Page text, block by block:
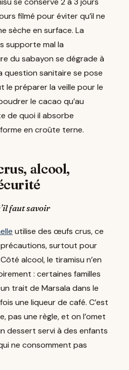
filmé pour éviter qu’il ne
sèche en surface. La
supporte mal la
du sabayon se dégrade à
question sanitaire se pose
le préparer la veille pour le
le cacao qu’au
de quoi il absorbe
en croûte terne.
alcool,
faut savoir
utilise des œufs crus, ce
surtout pour
alcool, le tiramisu n’en
: certaines familles
trait de Marsala dans le
une liqueur de café. C’est
pas une règle, et on l’omet
dessert servi à des enfants
ne consomment pas